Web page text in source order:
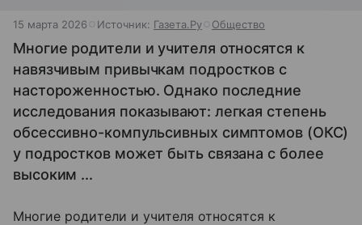
15 марта 2026 Источник: Газета.Ру Общество
Многие родители и учителя относятся к
навязчивым привычкам подростков с
настороженностью. Однако последние
исследования показывают: легкая степень
обсессивно-компульсивных симптомов (ОКС)
у подростков может быть связана с более
высоким ...
Многие родители и учителя относятся к